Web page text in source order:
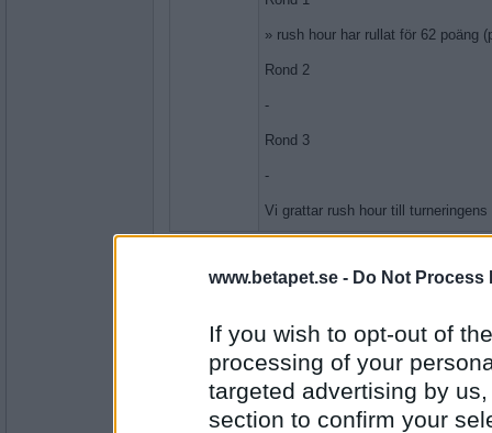
www.betapet.se - Do Not Process
If you wish to opt-out of
processing of your
targeted advertising by
section to confirm your
» rush hour har rullat för 62 poäng
Rond 2
-
Rond 3
-
Vi grattar rush hour till
Antal inlägg:
1300
Resultat från turneringen kl 13.39
1. KarlMorot 3 1109
2. betabritta 3 898
3. goatie 3 747
4. rush hour 3 647
5. tuffakatt 2 858